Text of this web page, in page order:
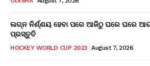
ଲଗ୍ନ ନିର୍ଣ୍ଣୟ ହେବା ପରେ ଆଜିଠୁ ଘରେ ଘରେ
ପ୍ରସ୍ତୁତି
HOCKEY WORLD CUP 2023 August 7, 2026